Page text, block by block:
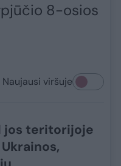
8-osios
Naujausi viršuje
jos teritorijoje